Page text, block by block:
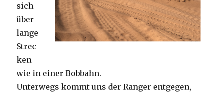
sich
über
lange
Strec
ken
wie in einer Bobbahn.
Unterwegs kommt uns der Ranger entgegen,